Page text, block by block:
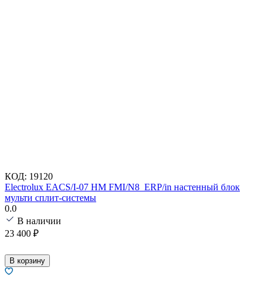
КОД: 19120
Electrolux EACS/I-07 HM FMI/N8_ERP/in настенный блок
мульти сплит-системы
0.0
В наличии
23 400 ₽
В корзину